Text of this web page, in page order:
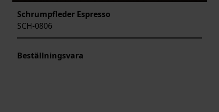
Schrumpfleder Espresso
SCH-0806
Beställningsvara